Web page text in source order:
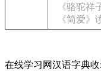
《骆驼祥
《简爱》
在线学习网汉语字典